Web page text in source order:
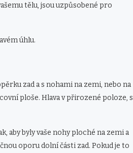
tělu, jsou uzpůsobené pro
úhlu.
zad a s nohami na zemi, nebo na
ploše. Hlava v přirozené poloze, s
aby byly vaše nohy ploché na zemi a
oporu dolní části zad. Pokud je to